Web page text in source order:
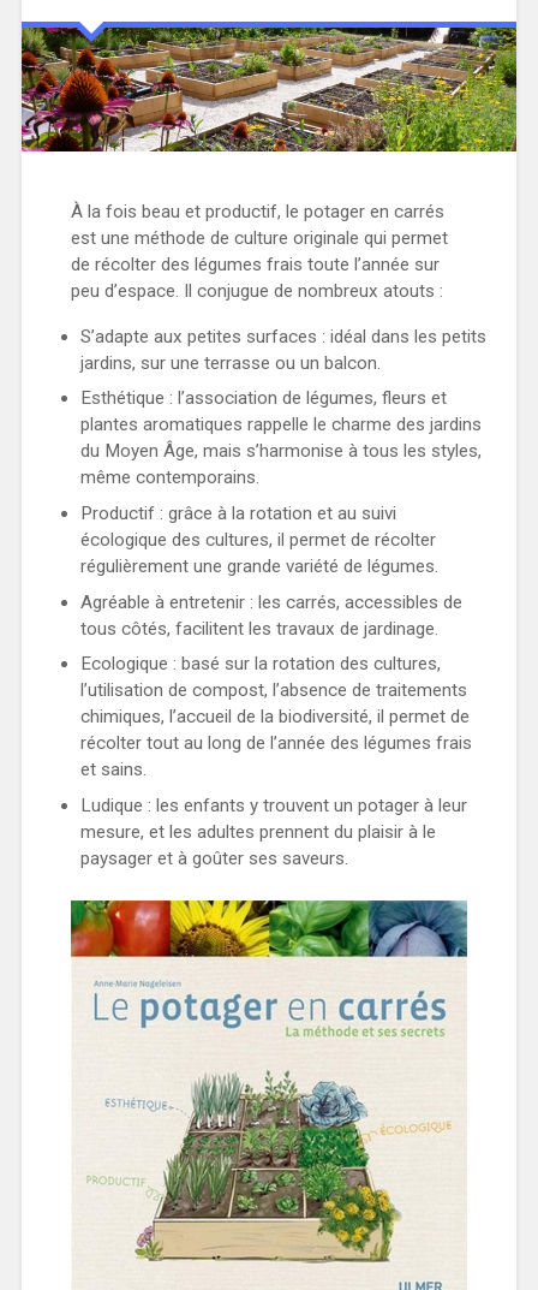
À la fois beau et productif, le potager en carrés
est une méthode de culture originale qui permet
de récolter des légumes frais toute l’année sur
peu d’espace. Il conjugue de nombreux atouts :
S’adapte aux petites surfaces : idéal dans les petits
jardins, sur une terrasse ou un balcon.
Esthétique : l’association de légumes, fleurs et
plantes aromatiques rappelle le charme des jardins
du Moyen Âge, mais s’harmonise à tous les styles,
même contemporains.
Productif : grâce à la rotation et au suivi
écologique des cultures, il permet de récolter
régulièrement une grande variété de légumes.
Agréable à entretenir : les carrés, accessibles de
tous côtés, facilitent les travaux de jardinage.
Ecologique : basé sur la rotation des cultures,
l’utilisation de compost, l’absence de traitements
chimiques, l’accueil de la biodiversité, il permet de
récolter tout au long de l’année des légumes frais
et sains.
Ludique : les enfants y trouvent un potager à leur
mesure, et les adultes prennent du plaisir à le
paysager et à goûter ses saveurs.